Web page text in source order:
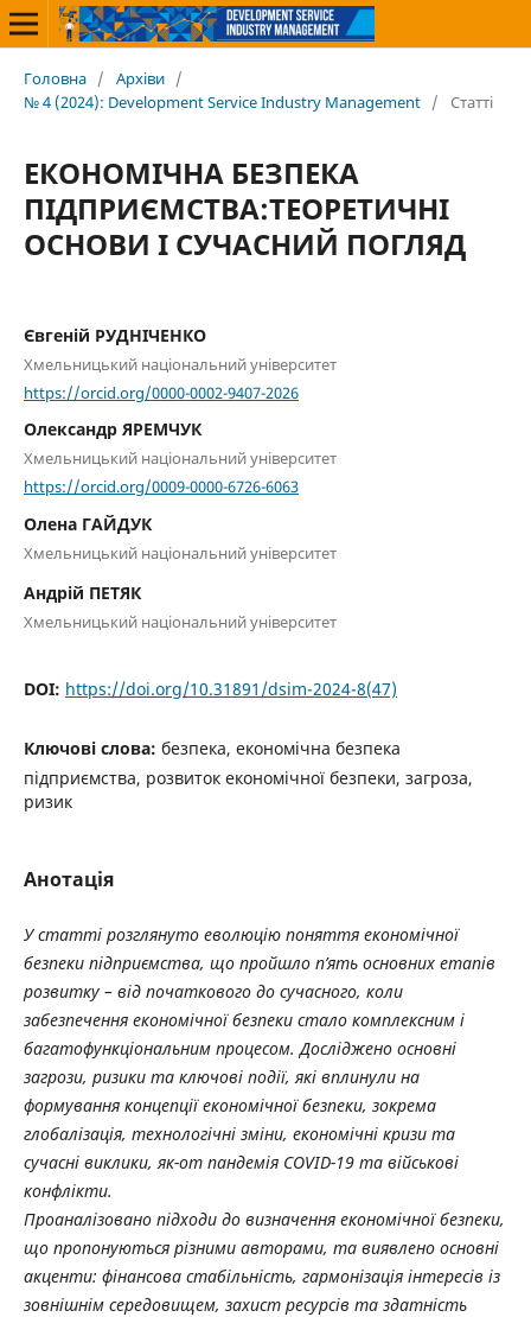
Головна / Архіви /
№ 4 (2024): Development Service Industry Management / Статті
ЕКОНОМІЧНА БЕЗПЕКА
ПІДПРИЄМСТВА:ТЕОРЕТИЧНІ
ОСНОВИ І СУЧАСНИЙ ПОГЛЯД
Євгеній РУДНІЧЕНКО
Хмельницький національний університет
https://orcid.org/0000-0002-9407-2026
Олександр ЯРЕМЧУК
Хмельницький національний університет
https://orcid.org/0009-0000-6726-6063
Олена ГАЙДУК
Хмельницький національний університет
Андрій ПЕТЯК
Хмельницький національний університет
DOI: https://doi.org/10.31891/dsim-2024-8(47)
Ключові слова: безпека, економічна безпека
підприємства, розвиток економічної безпеки, загроза,
ризик
Анотація
У статті розглянуто еволюцію поняття економічної
безпеки підприємства, що пройшло п’ять основних етапів
розвитку – від початкового до сучасного, коли
забезпечення економічної безпеки стало комплексним і
багатофункціональним процесом. Досліджено основні
загрози, ризики та ключові події, які вплинули на
формування концепції економічної безпеки, зокрема
глобалізація, технологічні зміни, економічні кризи та
сучасні виклики, як-от пандемія COVID-19 та військові
конфлікти.
Проаналізовано підходи до визначення економічної безпеки,
що пропонуються різними авторами, та виявлено основні
акценти: фінансова стабільність, гармонізація інтересів із
зовнішнім середовищем, захист ресурсів та здатність